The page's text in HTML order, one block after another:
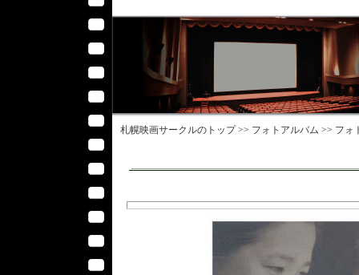
札幌映画サークルのトップ >> フォトアルバム >> フォ